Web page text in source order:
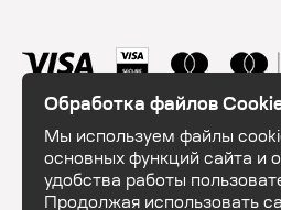
Обработка файлов
Мы используем файлы
основных функций сайта и
удобства работы
Продолжая использовать